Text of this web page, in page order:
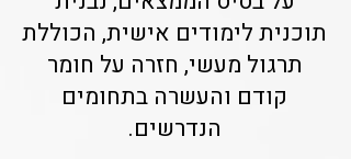
תוכנית לימודים אישית, הכוללת
תרגול מעשי, חזרה על חומר
קודם והעשרה בתחומים
הנדרשים.